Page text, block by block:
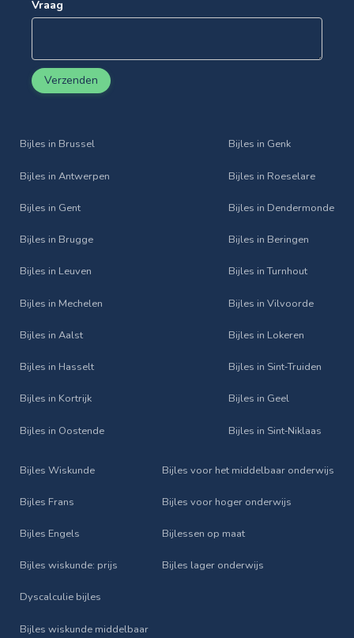
Vraag
Verzenden
Bijles in Brussel
Bijles in Antwerpen
Bijles in Gent
Bijles in Brugge
Bijles in Leuven
Bijles in Mechelen
Bijles in Aalst
Bijles in Hasselt
Bijles in Kortrijk
Bijles in Oostende
Bijles in Genk
Bijles in Roeselare
Bijles in Dendermonde
Bijles in Beringen
Bijles in Turnhout
Bijles in Vilvoorde
Bijles in Lokeren
Bijles in Sint‑Truiden
Bijles in Geel
Bijles in Sint‑Niklaas
Bijles Wiskunde
Bijles Frans
Bijles Engels
Bijles wiskunde: prijs
Dyscalculie bijles
Bijles wiskunde middelbaar
Bijles voor het middelbaar onderwijs
Bijles voor hoger onderwijs
Bijlessen op maat
Bijles lager onderwijs